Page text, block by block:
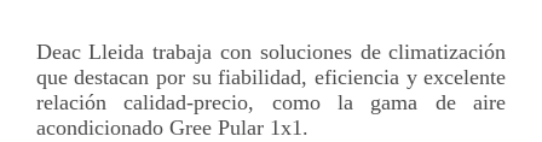
Deac Lleida trabaja con soluciones de climatización
que destacan por su fiabilidad, eficiencia y excelente
relación calidad-precio, como la gama de aire
acondicionado Gree Pular 1x1.